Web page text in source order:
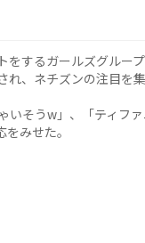
するガールズグルー
、ネチズンの注目を集
そうw」、「ティフ
みせた。